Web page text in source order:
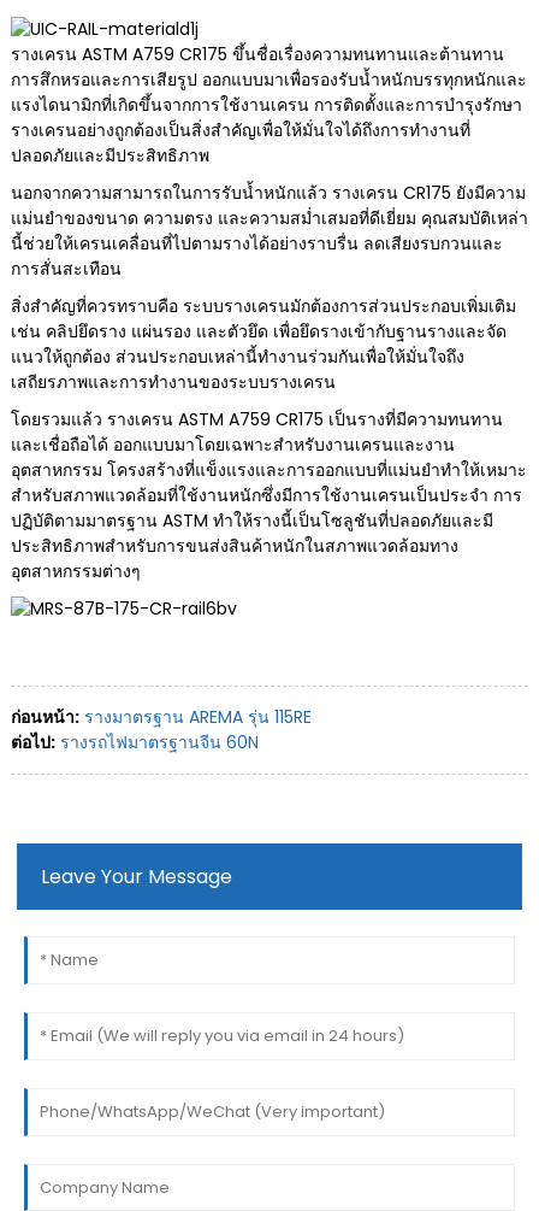
รางเครน ASTM A759 CR175 ขึ้นชื่อเรื่องความทนทานและต้านทาน
การสึกหรอและการเสียรูป ออกแบบมาเพื่อรองรับน้ำหนักบรรทุกหนักและ
แรงไดนามิกที่เกิดขึ้นจากการใช้งานเครน การติดตั้งและการบำรุงรักษา
รางเครนอย่างถูกต้องเป็นสิ่งสำคัญเพื่อให้มั่นใจได้ถึงการทำงานที่
ปลอดภัยและมีประสิทธิภาพ
นอกจากความสามารถในการรับน้ำหนักแล้ว รางเครน CR175 ยังมีความ
แม่นยำของขนาด ความตรง และความสม่ำเสมอที่ดีเยี่ยม คุณสมบัติเหล่า
นี้ช่วยให้เครนเคลื่อนที่ไปตามรางได้อย่างราบรื่น ลดเสียงรบกวนและ
การสั่นสะเทือน
สิ่งสำคัญที่ควรทราบคือ ระบบรางเครนมักต้องการส่วนประกอบเพิ่มเติม
เช่น คลิปยึดราง แผ่นรอง และตัวยึด เพื่อยึดรางเข้ากับฐานรางและจัด
แนวให้ถูกต้อง ส่วนประกอบเหล่านี้ทำงานร่วมกันเพื่อให้มั่นใจถึง
เสถียรภาพและการทำงานของระบบรางเครน
โดยรวมแล้ว รางเครน ASTM A759 CR175 เป็นรางที่มีความทนทาน
และเชื่อถือได้ ออกแบบมาโดยเฉพาะสำหรับงานเครนและงาน
อุตสาหกรรม โครงสร้างที่แข็งแรงและการออกแบบที่แม่นยำทำให้เหมาะ
สำหรับสภาพแวดล้อมที่ใช้งานหนักซึ่งมีการใช้งานเครนเป็นประจำ การ
ปฏิบัติตามมาตรฐาน ASTM ทำให้รางนี้เป็นโซลูชันที่ปลอดภัยและมี
ประสิทธิภาพสำหรับการขนส่งสินค้าหนักในสภาพแวดล้อมทาง
อุตสาหกรรมต่างๆ
ก่อนหน้า: รางมาตรฐาน AREMA รุ่น 115RE
ต่อไป: รางรถไฟมาตรฐานจีน 60N
Leave Your Message